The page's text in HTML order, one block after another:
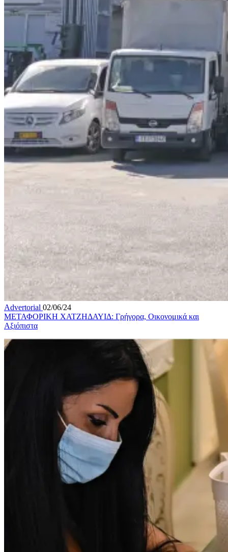
Advertorial 02/06/24
ΜΕΤΑΦΟΡΙΚΗ ΧΑΤΖΗΔΑΥΙΔ: Γρήγορα, Οικονομικά και
Αξιόπιστα